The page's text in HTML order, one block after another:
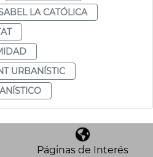
LA CATÓLICA
URBANÍSTIC
Páginas de Interés